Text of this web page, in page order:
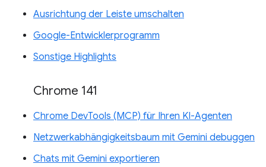
Ausrichtung der Leiste umschalten
Google-Entwicklerprogramm
Sonstige Highlights
Chrome 141
Chrome DevTools (MCP) für Ihren KI-Agenten
Netzwerkabhängigkeitsbaum mit Gemini debuggen
Chats mit Gemini exportieren